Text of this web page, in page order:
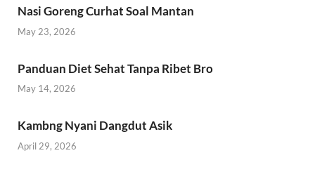
Nasi Goreng Curhat Soal Mantan
May 23, 2026
Panduan Diet Sehat Tanpa Ribet Bro
May 14, 2026
Kambng Nyani Dangdut Asik
April 29, 2026